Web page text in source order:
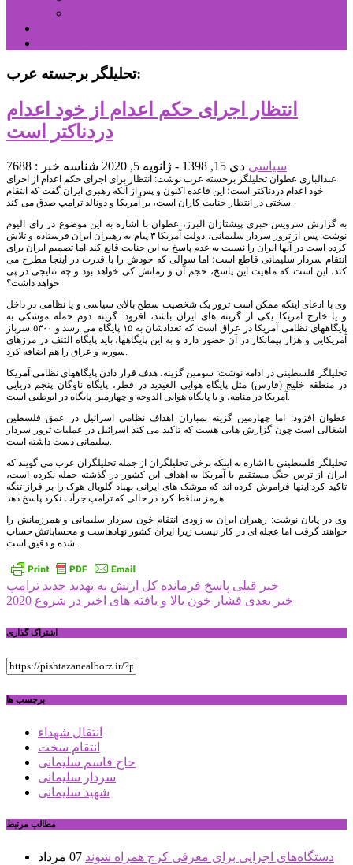
تحلیلگر برجسته عرب:
انتظار اجرای حکم اعدام از خود اعدام
دردناکتر است
سیاسی دی 15, 1398 - ژانویه 5, 2020 شناسه خبر : 7688
عبدالباری عطوان تحلیلگر برجسته عرب نوشت: انتظار برای اجرای حکم اعدام از اجرای
خود اعدام دردناکتر است؛ این قاعده اکنون و پس از آنکه رهبری ایران گفت که انتقام
سختی در انتظار جنایت کاران است، بر آمریکا و دونالد ترامپ صدق می کند.
به گزارش سرویس خبری پیشتازان البرز، عطوان با اشاره به این موضوع در رای الیوم
نوشت: پس از ترور سردار سلیمانی، دولت آمریکا ۳ پیام به رهبران ایران فرستاده و تلاش
کرده است در آنها ایران را نسبت به عدم پاسخ به این جنایت قانع کند اما تصمیم ایران برای
انتقام سردار سلیمانی قاطع است؛ اما سوالی که خودش را با قدرت در اینجا مطرح می
کند، این است که ماهیت این پاسخ، حجم آن و زمانش کی خواهد بود و چه نتایجی در پی
خواهد داشت؟
وی با ادعای اینکه ممکن است ترور یک شخصیت سطح بالای سیاسی و یا نظامی در داخل
و یا خارج آمریکا یکی از گزینه های ایران باشد، افزود: گزینه دوم حمله موشکی به
پایگاههای نظامی آمریکا در عراق است که تعدادشان به ۱۵ پایگاه می رسد و ۵۳۰۰ سرباز
آمریکایی و هزار پیمانکار در آن حضور دارد و به این پایگاهها، باید پایگاه التنف در مرزهای
سوریه و عراق را هم اضافه کرد.
تحلیلگر فلسطینی در ادامه نوشت: سومین گزینه، هدف قرار دادن پایگاههای نظامی آمریکا
در منطقه خلیج (فارس) مثل پایگاه هوایی العیدید در قطر، پایگاه ناوگان پنجم دریایی
آمریکا در منامه، و یا پایگاه هوایی الدوحه و چهارمین پایگاه در ابوظبی است.
عطوان افزود: اما چهارمین گزینه بمباران اهداف نظامی اسرائیل در عمق فلسطین
اشغالی است چون گزارش هایی هست که تاکید می کند اسرائیل در عملیات ترور سردار
سلیمانی دست داشته است.
تحلیلگر فلسطینی با اشاره به اینکه برخی تحلیلگران از جمله تحلیلگران عرب می گویند که
ایران از ترس جنگ مستقیم با آمریکا به اهداف این کشور در گذشته حمله نکرده است،
تاکید کرد:اینها فراموش کرده اند که موشک های ایرانی پهپاد گلوبال هوک را بر فراز تنگه
هرمز ساقط کرد در حالی که ترامپ جرأت نکرد پاسخ دهد.
وی در پایان نوشت: رهبران ایران به زودی انتقام خون سردار سلیمانی و همرزمانش را
خواهند گرفت اما عجله ای در کار نیست زیرا ایران کشور نهادهاست و محساباتش حساب
شده و دقیق است.
راهبری
نوشته
خبر قبلی پاسخ فرمانده کل ارتش به تهدید جدید ترامپ
خبر بعدی فشار خون بالا و یافته های اخیر در شروع 2020
اشتراک گذاری
برچسب ها
انتقال شهداء
انتقام سخت
حاج قاسم سلیمانی
سردار سلیمانی
شهید سلیمانی
مطالب مرتبط
دستگاه‌های اجرایی برای معرفی کرج همراه شوند
07 مرداد